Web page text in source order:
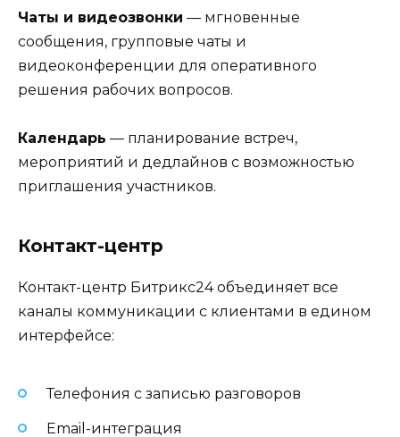
Чаты и видеозвонки — мгновенные
сообщения, групповые чаты и
видеоконференции для оперативного
решения рабочих вопросов.
Календарь — планирование встреч,
мероприятий и дедлайнов с возможностью
приглашения участников.
Контакт-центр
Контакт-центр Битрикс24 объединяет все
каналы коммуникации с клиентами в едином
интерфейсе:
Телефония с записью разговоров
Email-интеграция